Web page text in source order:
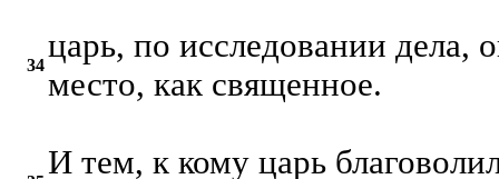
34
царь, по исследовании дела,
место, как священное.
И тем, к кому царь